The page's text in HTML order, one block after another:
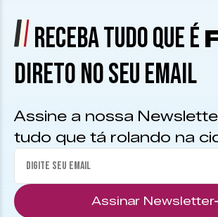
RECEBA TUDO QUE É
DIRETO NO SEU EMAIL
Assine a nossa
tudo que tá rolando na
Assinar Newsletter